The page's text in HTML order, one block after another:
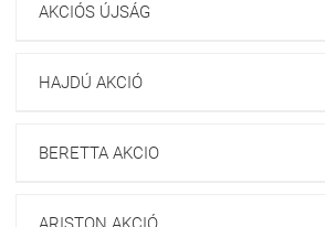
AKCIÓS ÚJSÁG
HAJDÚ AKCIÓ
BERETTA AKCIO